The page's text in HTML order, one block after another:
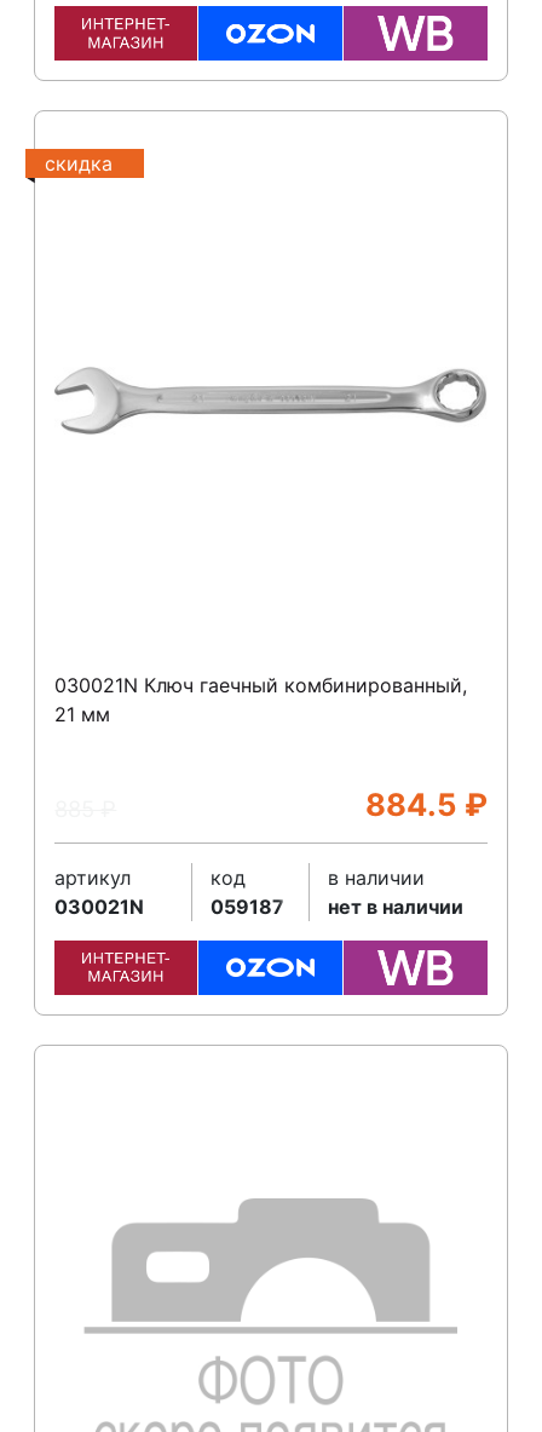
скидка
030021N Ключ гаечный комбинированный,
21 мм
884.5 ₽
артикул
030021N
код
059187
в наличии
нет в наличии